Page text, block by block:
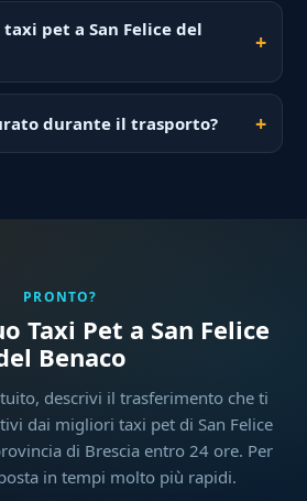
pet a San Felice del
durante il trasporto?
PRONTO?
Taxi Pet a San Felice
Benaco
descrivi il trasferimento che ti
dai migliori taxi pet di San Felice
di Brescia entro 24 ore. Per
in tempi molto più rapidi.